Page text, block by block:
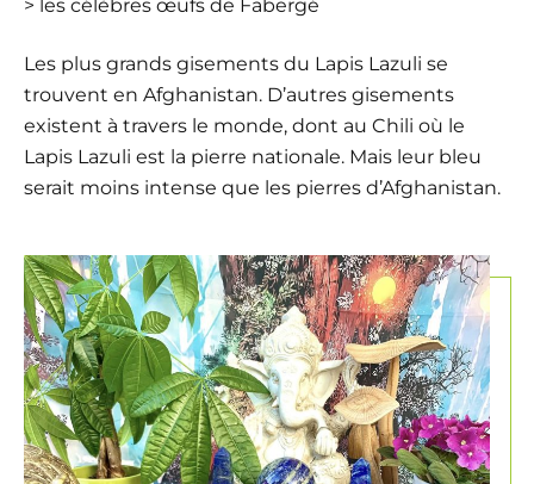
> les célèbres œufs de Fabergé
Les plus grands gisements du Lapis Lazuli se
trouvent en Afghanistan. D’autres gisements
existent à travers le monde, dont au Chili où le
Lapis Lazuli est la pierre nationale. Mais leur bleu
serait moins intense que les pierres d’Afghanistan.